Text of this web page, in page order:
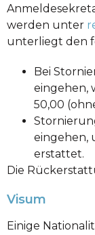
werden unter
unterliegt den
Bei
eingehen,
50,00
eingehen,
erstattet.
Die
Visum
Einige